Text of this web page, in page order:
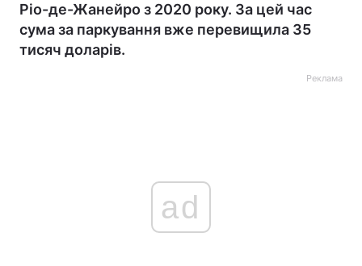
Ріо-де-Жанейро з 2020 року. За цей час
сума за паркування вже перевищила 35
тисяч доларів.
Реклама
ad